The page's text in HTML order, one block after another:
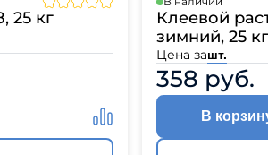
Комплектующие для ЦПЧ
Комплектующие Braas
25 кг
Клеевой
зимний, 25 кг
Цена зашт.
358 руб.
В